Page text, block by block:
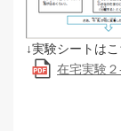
↓実験シートは
在宅実験